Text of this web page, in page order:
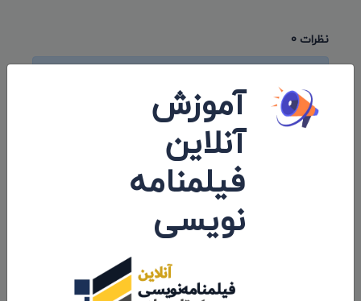
نظرات 0
ارسال نظرات
آموزش
آنلاین
فیلمنامه
نویسی